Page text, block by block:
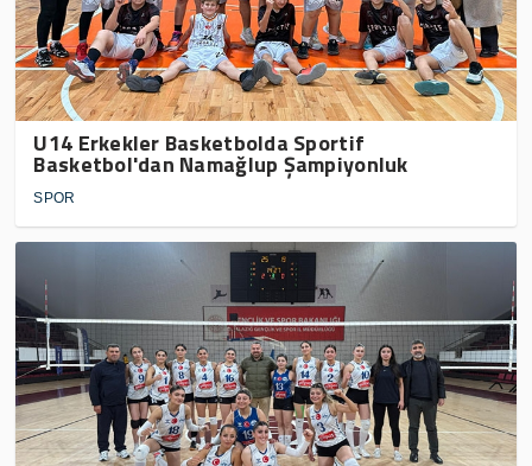
U14 Erkekler Basketbolda Sportif
Basketbol'dan Namağlup Şampiyonluk
SPOR